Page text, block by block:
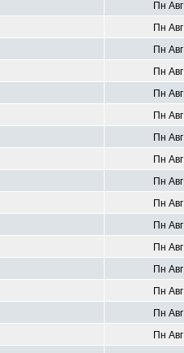
Пн
Пн
Пн
Пн
Пн
Пн
Пн
Пн
Пн
Пн
Пн
Пн
Пн
Пн
Пн
Пн